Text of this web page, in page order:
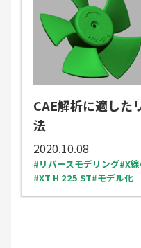
CAE解析に適した
法
2020.10.08
リバースモデリング X
XT H 225 ST モデル化